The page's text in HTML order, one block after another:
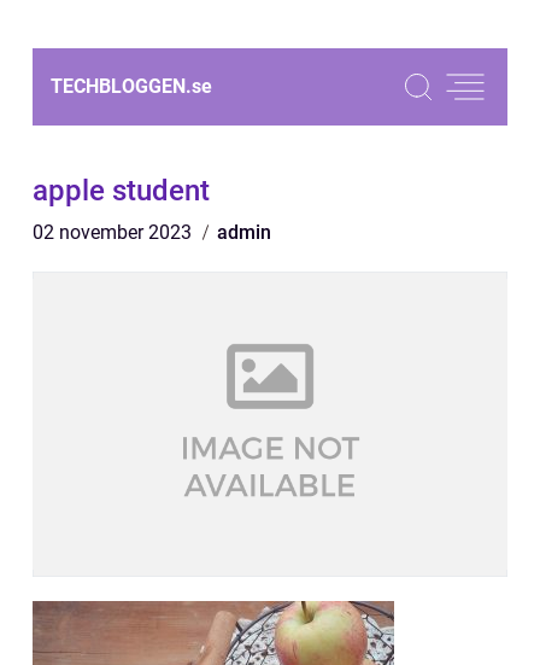
TECHBLOGGEN.se
apple student
02 november 2023 admin